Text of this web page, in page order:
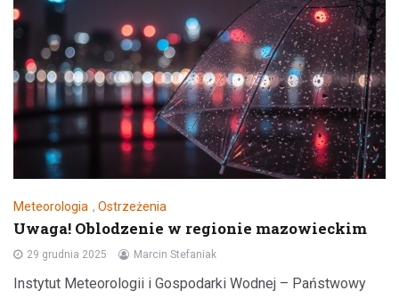
Meteorologia , Ostrzeżenia
Uwaga! Oblodzenie w regionie mazowieckim
29 grudnia 2025 Marcin Stefaniak
Instytut Meteorologii i Gospodarki Wodnej – Państwowy